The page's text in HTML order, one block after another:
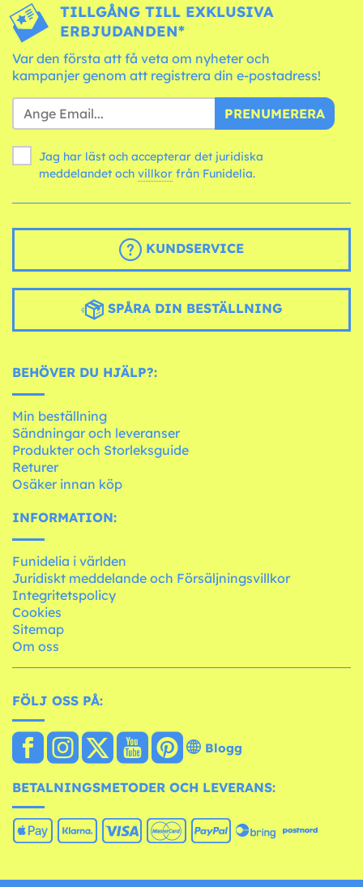
TILLGÅNG TILL EXKLUSIVA
ERBJUDANDEN*
Var den första att få veta om nyheter och
kampanjer genom att registrera din e-postadress!
PRENUMERERA
Jag har läst och accepterar det juridiska
meddelandet och villkor från Funidelia.
KUNDSERVICE
SPÅRA DIN BESTÄLLNING
BEHÖVER DU HJÄLP?:
Min beställning
Sändningar och leveranser
Produkter och Storleksguide
Returer
Osäker innan köp
INFORMATION:
Funidelia i världen
Juridiskt meddelande och Försäljningsvillkor
Integritetspolicy
Cookies
Sitemap
Om oss
FÖLJ OSS PÅ:
Blogg
BETALNINGSMETODER OCH LEVERANS: